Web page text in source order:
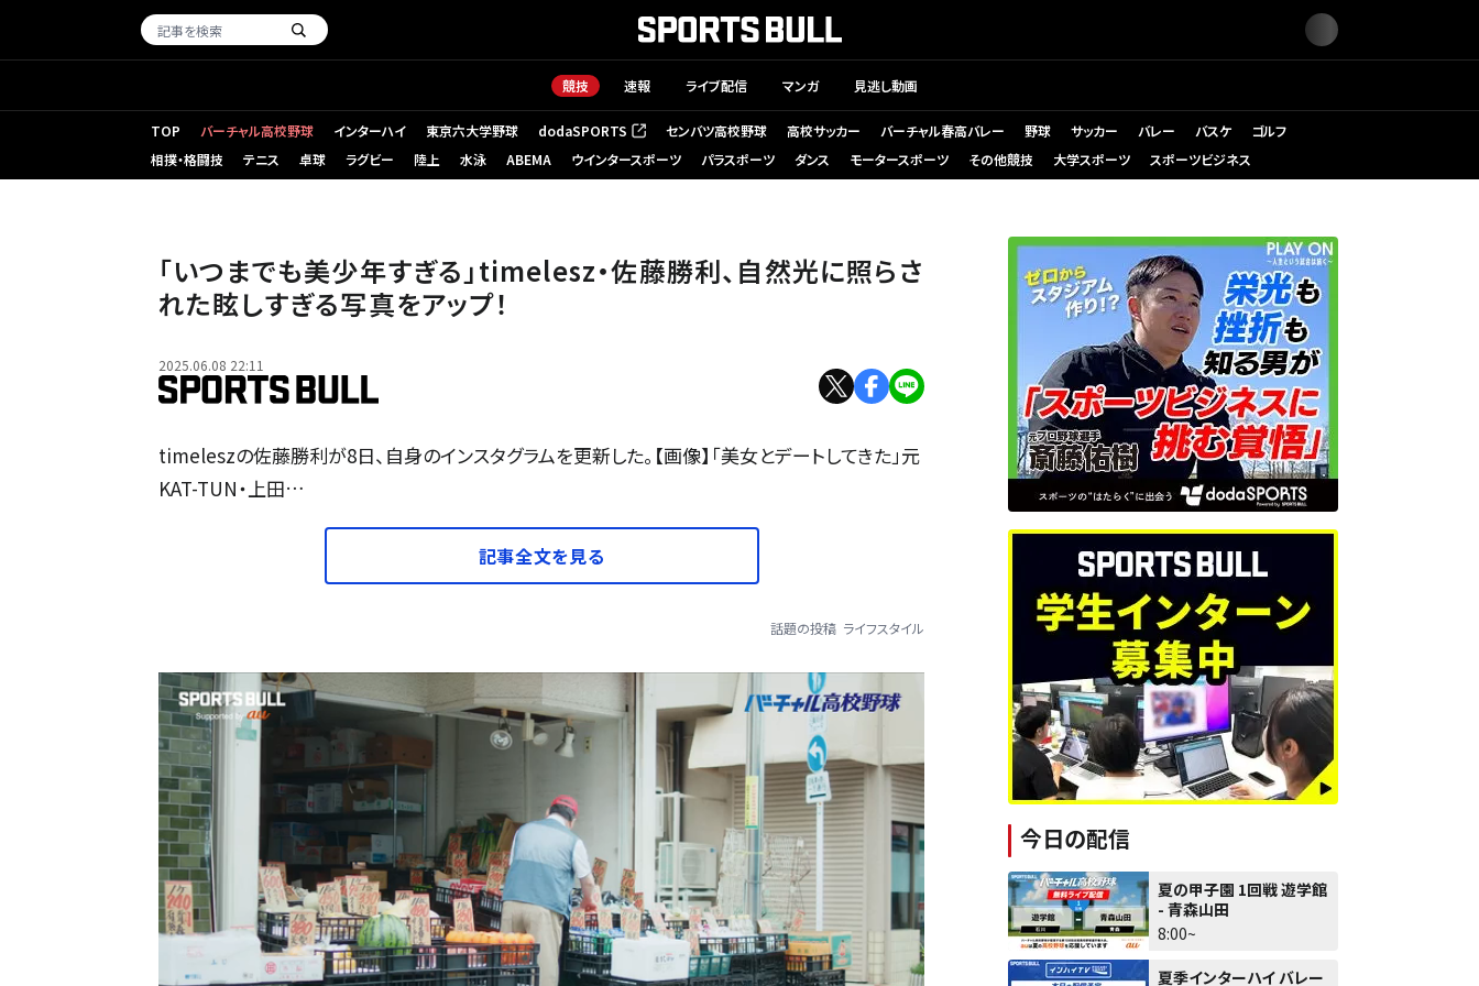
競技 速報 ライブ配信 マンガ 見逃し動画
TOP バーチャル高校野球 インターハイ 東京六大学野球 dodaSPORTS
（新しいタブで開く） センバツ高校野球 高校サッカー バーチャル春高バレー 野球 サッカー バレー バスケ
ゴルフ
相撲・格闘技
テニス 卓球 ラグビー 陸上 水泳 ABEMA ウインタースポーツ パラスポーツ ダンス モータースポーツ その他競技 大学スポーツ スポーツビジネス
「いつまでも美少年すぎる」timelesz・佐藤勝利、自然光に照らさ
れた眩しすぎる写真をアップ！
2025.06.08 22:11
timeleszの佐藤勝利が8日、自身のインスタグラムを更新した。【画像】「美女とデートしてきた」元
KAT-TUN・上田…
記事全文を見る
話題の投稿 ライフスタイル
今日の配信
夏の甲子園 1回戦 遊学館
- 青森山田
8:00~
夏季インターハイ バレー